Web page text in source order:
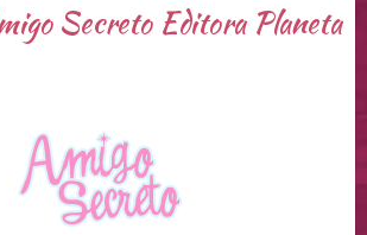
Secreto Editora Planeta